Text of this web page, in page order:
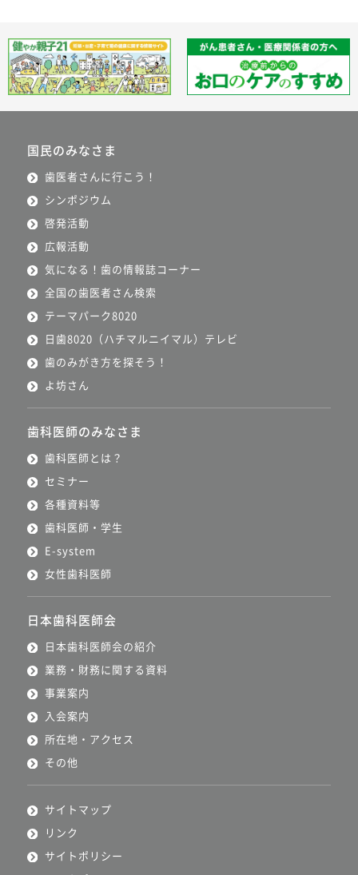
国民のみなさま
歯医者さんに行こう！
シンポジウム
啓発活動
広報活動
気になる！歯の情報誌コーナー
全国の歯医者さん検索
テーマパーク8020
日歯8020（ハチマルニイマル）テレビ
歯のみがき方を探そう！
よ坊さん
歯科医師のみなさま
歯科医師とは？
セミナー
各種資料等
歯科医師・学生
E-system
女性歯科医師
日本歯科医師会
日本歯科医師会の紹介
業務・財務に関する資料
事業案内
入会案内
所在地・アクセス
その他
サイトマップ
リンク
サイトポリシー